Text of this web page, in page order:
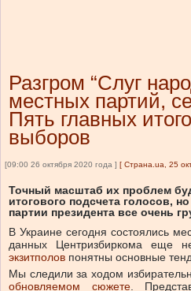
Разгром “Слуг
местных партий,
Пять главных
выборов
[09:00 26 октября 2020 года ] [ Страна.ua, 25
Точный масштаб их проблем
итогового подсчета голосов,
партии президента все очень
В Украине сегодня состоялись
данных Центризбиркома еще
экзитполов понятны основные
Мы следили за ходом
обновляемом сюжете.